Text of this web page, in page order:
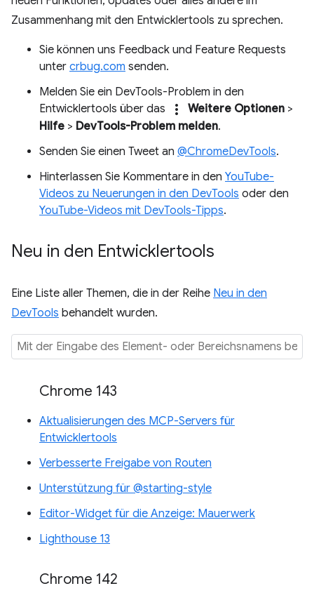
Zusammenhang mit den Entwicklertools zu sprechen.
Sie können uns Feedback und Feature Requests
unter crbug.com senden.
Melden Sie ein DevTools-Problem in den
Entwicklertools über das
more_vert Weitere Optionen >
Hilfe > DevTools-Problem melden.
Senden Sie einen Tweet an @ChromeDevTools.
Hinterlassen Sie Kommentare in den YouTube-
Videos zu Neuerungen in den DevTools oder den
YouTube-Videos mit DevTools-Tipps.
Neu in den Entwicklertools
Eine Liste aller Themen, die in der Reihe Neu in den
DevTools behandelt wurden.
Chrome 143
Aktualisierungen des MCP-Servers für
Entwicklertools
Verbesserte Freigabe von Routen
Unterstützung für @starting-style
Editor-Widget für die Anzeige: Mauerwerk
Lighthouse 13
Chrome 142